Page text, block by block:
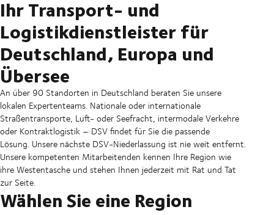
Ihr Transport- und
Logistikdienstleister für
Deutschland, Europa und
Übersee
An über 90 Standorten in Deutschland beraten Sie unsere
lokalen Expertenteams. Nationale oder internationale
Straßentransporte, Luft- oder Seefracht, intermodale Verkehre
oder Kontraktlogistik – DSV findet für Sie die passende
Lösung. Unsere nächste DSV-Niederlassung ist nie weit entfernt.
Unsere kompetenten Mitarbeitenden kennen Ihre Region wie
ihre Westentasche und stehen Ihnen jederzeit mit Rat und Tat
zur Seite.
Wählen Sie eine Region